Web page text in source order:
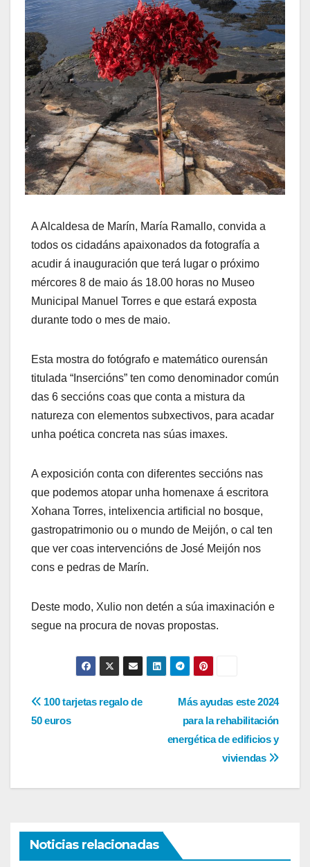
A Alcaldesa de Marín, María Ramallo, convida a
todos os cidadáns apaixonados da fotografía a
acudir á inauguración que terá lugar o próximo
mércores 8 de maio ás 18.00 horas no Museo
Municipal Manuel Torres e que estará exposta
durante todo o mes de maio.
Esta mostra do fotógrafo e matemático ourensán
titulada “Insercións” ten como denominador común
das 6 seccións coas que conta a mistura da
natureza con elementos subxectivos, para acadar
unha poética concreta nas súas imaxes.
A exposición conta con diferentes seccións nas
que podemos atopar unha homenaxe á escritora
Xohana Torres, intelixencia artificial no bosque,
gastropatrimonio ou o mundo de Meijón, o cal ten
que ver coas intervencións de José Meijón nos
cons e pedras de Marín.
Deste modo, Xulio non detén a súa imaxinación e
segue na procura de novas propostas.
Navegación
Más ayudas este 2024
para la rehabilitación
energética de edificios y
viviendas
100 tarjetas regalo de
50 euros
Noticias relacionadas